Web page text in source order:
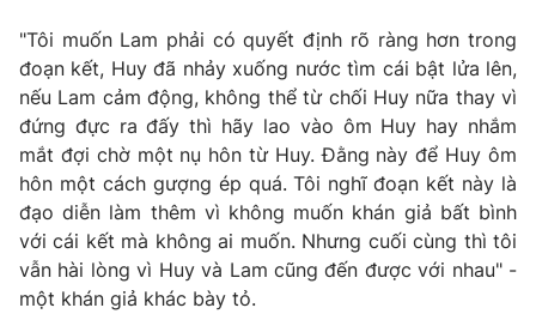
Emagazine Podcast
Photo Infographic
Video Shorts video
VTV Money VTV Thể thao
VTV Sức khoẻ
"Tôi muốn Lam phải có quyết định rõ ràng hơn trong
đoạn kết, Huy đã nhảy xuống nước tìm cái bật lửa lên,
nếu Lam cảm động, không thể từ chối Huy nữa thay vì
đứng đực ra đấy thì hãy lao vào ôm Huy hay nhắm
mắt đợi chờ một nụ hôn từ Huy. Đằng này để Huy ôm
hôn một cách gượng ép quá. Tôi nghĩ đoạn kết này là
đạo diễn làm thêm vì không muốn khán giả bất bình
với cái kết mà không ai muốn. Nhưng cuối cùng thì tôi
vẫn hài lòng vì Huy và Lam cũng đến được với nhau" -
một khán giả khác bày tỏ.